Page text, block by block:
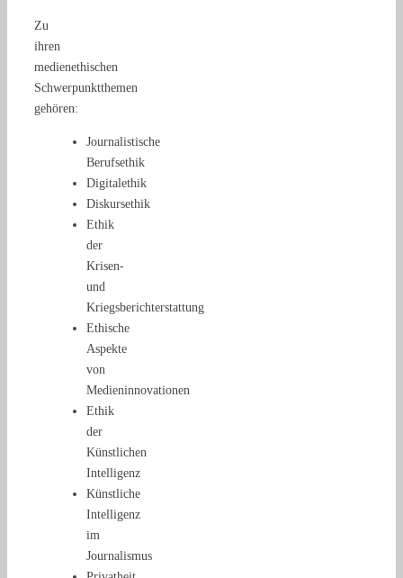
Zu
ihren
medienethischen
Schwerpunktthemen
gehören:
Journalistische
Berufsethik
Digitalethik
Diskursethik
Ethik
der
Krisen-
und
Kriegsberichterstattung
Ethische
Aspekte
von
Medieninnovationen
Ethik
der
Künstlichen
Intelligenz
Künstliche
Intelligenz
im
Journalismus